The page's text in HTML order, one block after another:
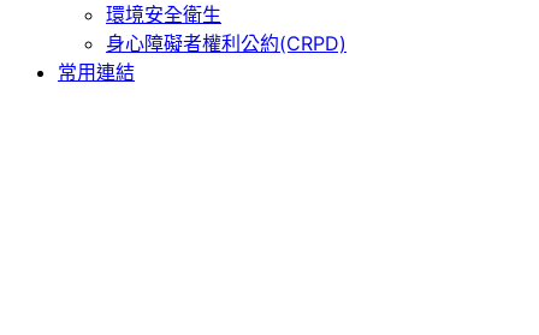
環境安全衛生
身心障礙者權利公約(CRPD)
常用連結